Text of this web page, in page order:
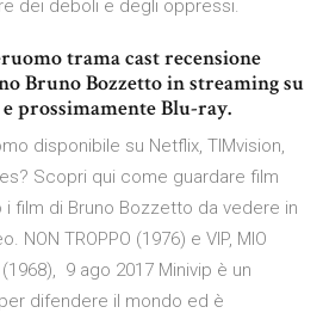
dei deboli e degli oppressi.
trama cast recensione
Bruno Bozzetto in streaming su
prossimamente Blu-ray.
disponibile su Netflix, TIMvision,
Scopri qui come guardare film
i film di Bruno Bozzetto da vedere in
NON TROPPO (1976) e VIP, MIO
(1968), 9 ago 2017 Minivip è un
difendere il mondo ed è